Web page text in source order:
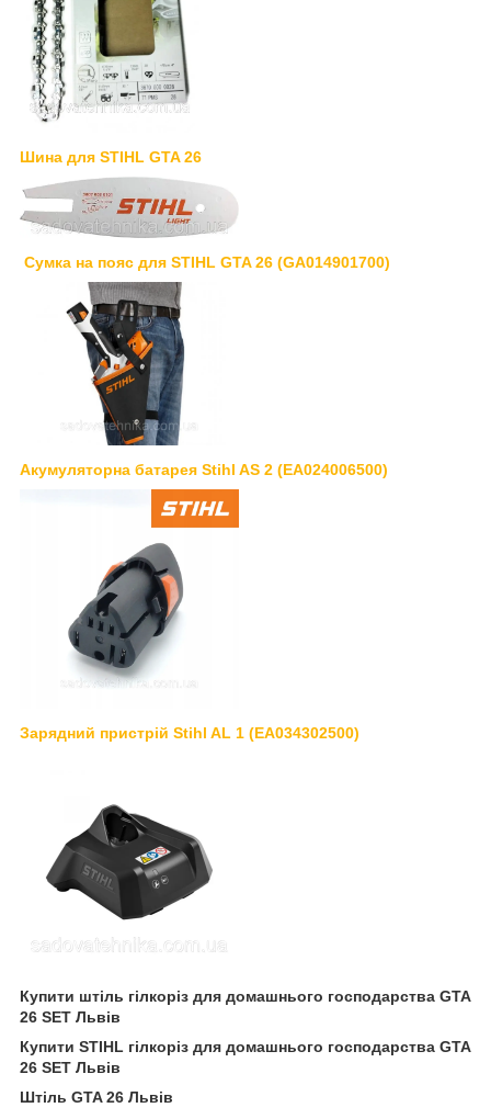
Шина для STIHL GTA 26
Сумка на пояс для STIHL GTA 26 (GA014901700)
Акумуляторна батарея Stihl AS 2 (EA024006500)
Зарядний пристрій Stihl AL 1 (EA034302500)
Купити штіль гілкоріз для домашнього господарства GTA
26 SET Львів
Купити STIHL гілкоріз для домашнього господарства GTA
26 SET Львів
Штіль GTA 26 Львів